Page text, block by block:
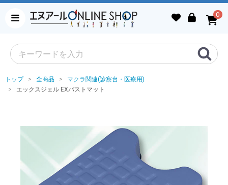
0
トップ 全商品
マクラ関連(診察台・医療用)
エックスジェル EXバストマット